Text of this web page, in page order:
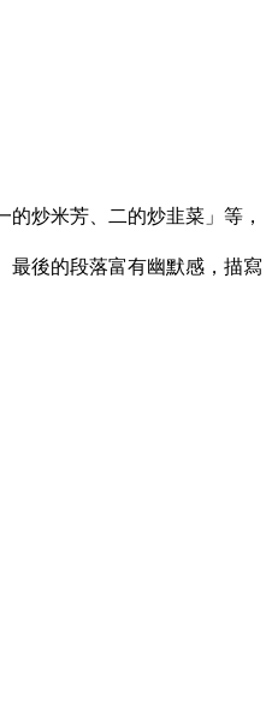
炒米芳、二的炒韭菜」等，
最後的段落富有幽默感，描寫